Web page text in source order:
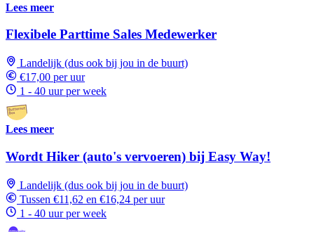
Lees meer
Flexibele Parttime Sales Medewerker
Landelijk (dus ook bij jou in de buurt)
€17,00 per uur
1 - 40 uur per week
Lees meer
Wordt Hiker (auto's vervoeren) bij Easy Way!
Landelijk (dus ook bij jou in de buurt)
Tussen €11,62 en €16,24 per uur
1 - 40 uur per week